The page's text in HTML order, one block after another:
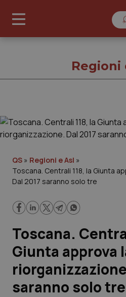
Governo e Parlamento
Regioni e Asl
Lavoro e Professioni
Scienza e Farmaci
Studi e Analisi
Regioni
QS » Regioni e Asl »
Toscana. Centrali 118, la Giunta
Dal 2017 saranno solo tre
Toscana.
Giunta approva
saranno solo tre